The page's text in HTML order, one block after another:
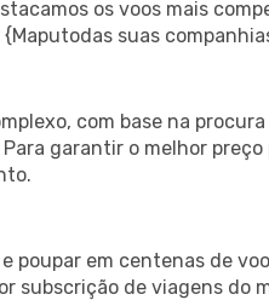
os voos mais
suas
com base na
garantir o melhor preço
poupar em centenas de
de viagens do